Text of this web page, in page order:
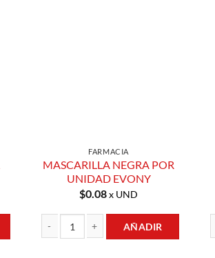
FARMACIA
MASCARILLA NEGRA POR
UNIDAD EVONY
$0.08x UND
AÑADIR